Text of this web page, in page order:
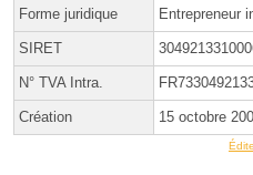
Forme juridique Entrepreneur
SIRET
N° TVA Intra.
Création 15 octobre